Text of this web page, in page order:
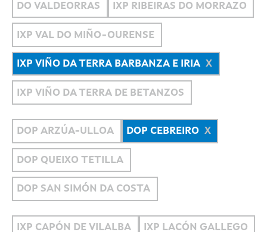
DO VALDEORRAS IXP RIBEIRAS DO MORRAZO
IXP VAL DO MIÑO-OURENSE
IXP VIÑO DA TERRA BARBANZA E IRIA
IXP VIÑO DA TERRA DE BETANZOS
DOP ARZÚA-ULLOA DOP CEBREIRO
DOP QUEIXO TETILLA
DOP SAN SIMÓN DA COSTA
IXP CAPÓN DE VILALBA IXP LACÓN GALLEGO